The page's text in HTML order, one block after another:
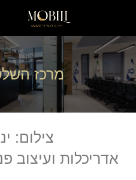
מרכז
צילום:
אדריכלות ועיצוב